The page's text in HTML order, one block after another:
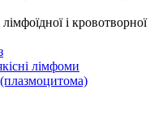
і кровотворної
лімфоми